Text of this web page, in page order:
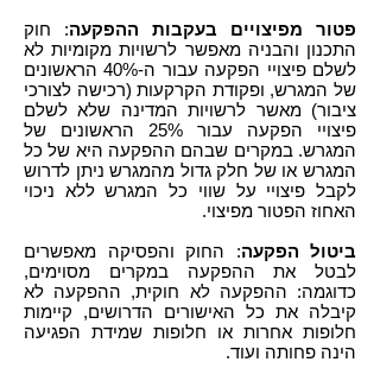
פטור מפיצויים בעקבות ההפקעה: חוק
התכנון והבניה מאפשר לרשויות מקומיות לא
לשלם פיצויי הפקעה עבור ה-40% הראשונים
של המגרש, ופקודת הקרקעות (רכישה לצורכי
ציבור) מאשר לרשויות המדינה שלא לשלם
פיצויי הפקעה עבור 25% הראשונים של
המגרש. במקרים שבהם ההפקעה היא של כל
המגרש או של חלק גדול מהמגרש ניתן לדרוש
לקבל פיצויי על שווי כל המגרש ללא ניכוי
האחוז הפטור מפיצוי.
ביטול הפקעה: החוק והפסיקה מאפשרים
לבטל את ההפקעה במקרים מסוימים,
כדוגמה: ההפקעה לא חוקית, ההפקעה לא
קיבלה את כל האישורים הדרושים, קיימות
חלופות אחרות או חלופות שמידת הפגיעה
הינה פחותה ועוד.